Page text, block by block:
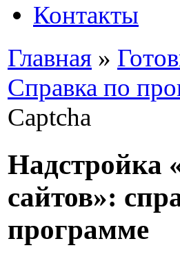
Контакты
Главная »
Справка по
Captcha
Надстройка
сайтов»:
программе